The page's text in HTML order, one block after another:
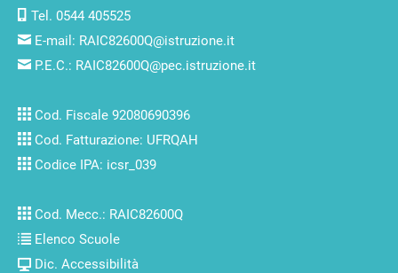
Tel. 0544 405525
E-mail: RAIC82600Q@istruzione.it
P.E.C.: RAIC82600Q@pec.istruzione.it
Cod. Fiscale 92080690396
Cod. Fatturazione: UFRQAH
Codice IPA: icsr_039
Cod. Mecc.: RAIC82600Q
Elenco Scuole
Dic. Accessibilità